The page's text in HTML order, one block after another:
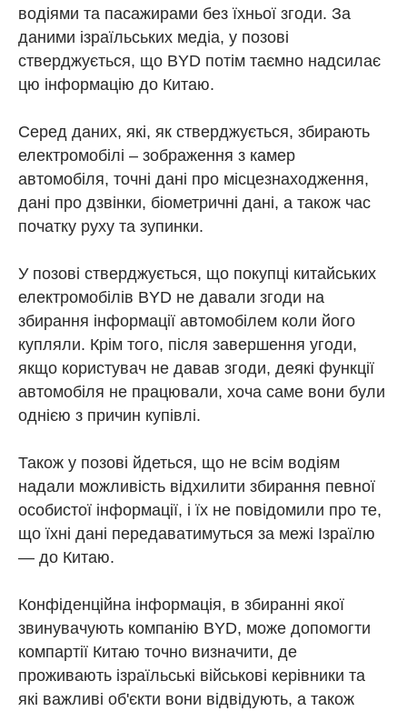
водіями та пасажирами без їхньої згоди. За
даними ізраїльських медіа, у позові
стверджується, що BYD потім таємно надсилає
цю інформацію до Китаю.
Серед даних, які, як стверджується, збирають
електромобілі – зображення з камер
автомобіля, точні дані про місцезнаходження,
дані про дзвінки, біометричні дані, а також час
початку руху та зупинки.
У позові стверджується, що покупці китайських
електромобілів BYD не давали згоди на
збирання інформації автомобілем коли його
купляли. Крім того, після завершення угоди,
якщо користувач не давав згоди, деякі функції
автомобіля не працювали, хоча саме вони були
однією з причин купівлі.
Також у позові йдеться, що не всім водіям
надали можливість відхилити збирання певної
особистої інформації, і їх не повідомили про те,
що їхні дані передаватимуться за межі Ізраїлю
— до Китаю.
Конфіденційна інформація, в збиранні якої
звинувачують компанію BYD, може допомогти
компартії Китаю точно визначити, де
проживають ізраїльські військові керівники та
які важливі об'єкти вони відвідують, а також